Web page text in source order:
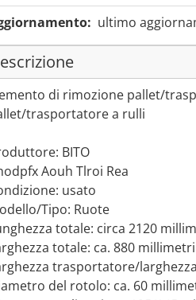
ultimo
di rimozione pallet/
trasportatore a rulli
BITO
Aouh Tlroi Rea
usato
Tipo: Ruote
totale: circa 2120
totale: ca. 880 millimetri
trasportatore/
del rotolo: ca. 60